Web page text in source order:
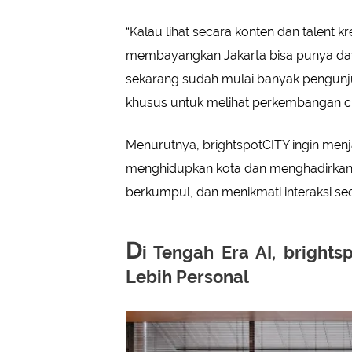
“Kalau lihat secara konten dan talent
membayangkan Jakarta bisa punya
sekarang sudah mulai banyak
khusus untuk melihat perkembangan
Menurutnya, brightspotCITY ingin
menghidupkan kota dan
berkumpul, dan menikmati interaksi
Di Tengah Era AI,
Lebih Personal